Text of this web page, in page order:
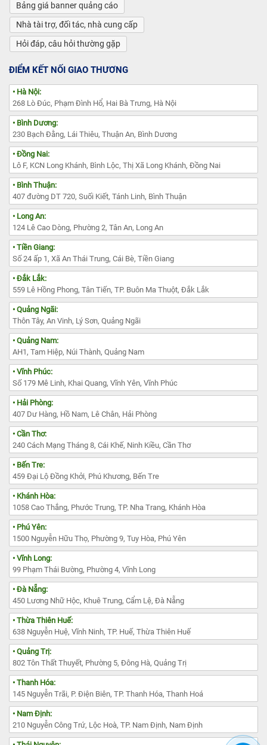
Bảng giá banner quảng cáo
Nhà tài trợ, đối tác, nhà cung cấp
Hỏi đáp, câu hỏi thường gặp
ĐIỂM KẾT NỐI GIAO THƯƠNG
• Hà Nội:
268 Lò Đúc, Phạm Đình Hổ, Hai Bà Trưng, Hà Nội
• Bình Dương:
230 Bạch Đằng, Lái Thiêu, Thuận An, Bình Dương
• Đồng Nai:
Lô F, KCN Long Khánh, Bình Lộc, Thị Xã Long Khánh, Đồng Nai
• Bình Thuận:
407 đường DT 720, Suối Kiết, Tánh Linh, Bình Thuận
• Long An:
124 Lê Cao Dòng, Phường 2, Tân An, Long An
• Tiền Giang:
Số 24 ấp 1, Xã An Thái Trung, Cái Bè, Tiền Giang
• Đắk Lắk:
559 Lê Hồng Phong, Tân Tiến, TP. Buôn Ma Thuột, Đắk Lắk
• Quảng Ngãi:
Thôn Tây, An Vinh, Lý Sơn, Quảng Ngãi
• Quảng Nam:
AH1, Tam Hiệp, Núi Thành, Quảng Nam
• Vĩnh Phúc:
Số 179 Mê Linh, Khai Quang, Vĩnh Yên, Vĩnh Phúc
• Hải Phòng:
407 Dư Hàng, Hồ Nam, Lê Chân, Hải Phòng
• Cần Thơ:
240 Cách Mạng Tháng 8, Cái Khế, Ninh Kiều, Cần Thơ
• Bến Tre:
459 Đại Lộ Đồng Khởi, Phú Khương, Bến Tre
• Khánh Hòa:
1058 Cao Thắng, Phước Trung, TP. Nha Trang, Khánh Hòa
• Phú Yên:
1500 Nguyễn Hữu Thọ, Phường 9, Tuy Hòa, Phú Yên
• Vĩnh Long:
99 Phạm Thái Bường, Phường 4, Vĩnh Long
• Đà Nẵng:
450 Lương Nhữ Hộc, Khuê Trung, Cẩm Lệ, Đà Nẵng
• Thừa Thiên Huế:
638 Nguyễn Huệ, Vĩnh Ninh, TP. Huế, Thừa Thiên Huế
• Quảng Trị:
802 Tôn Thất Thuyết, Phường 5, Đông Hà, Quảng Trị
• Thanh Hóa:
145 Nguyễn Trãi, P. Điện Biên, TP. Thanh Hóa, Thanh Hoá
• Nam Định:
210 Nguyễn Công Trứ, Lộc Hoà, TP. Nam Định, Nam Định